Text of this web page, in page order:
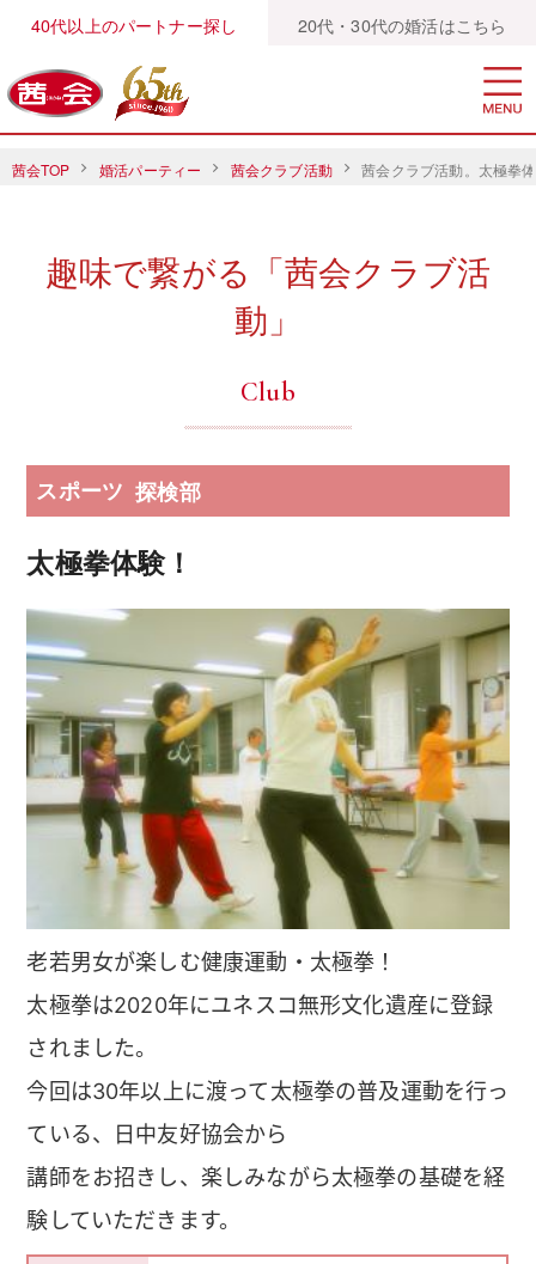
40代以上のパートナー探し 20代・30代の婚活はこちら
茜会TOP 婚活パーティー 茜会クラブ活動 茜会クラブ活動。太極拳
趣味で繋がる「茜会クラブ活
動」
Club
スポーツ 探検部
太極拳体験！
老若男女が楽しむ健康運動・太極拳！
太極拳は2020年にユネスコ無形文化遺産に登録
されました。
今回は30年以上に渡って太極拳の普及運動を行っ
ている、日中友好協会から
講師をお招きし、楽しみながら太極拳の基礎を経
験していただきます。